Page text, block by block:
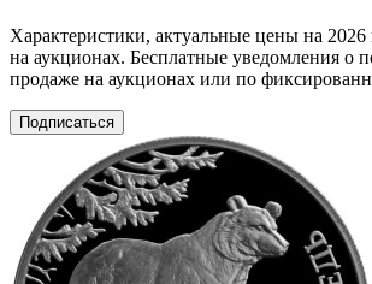
Характеристики, актуальные цены на
на аукционах. Бесплатные уведомления о
продаже на аукционах или по
Подписаться